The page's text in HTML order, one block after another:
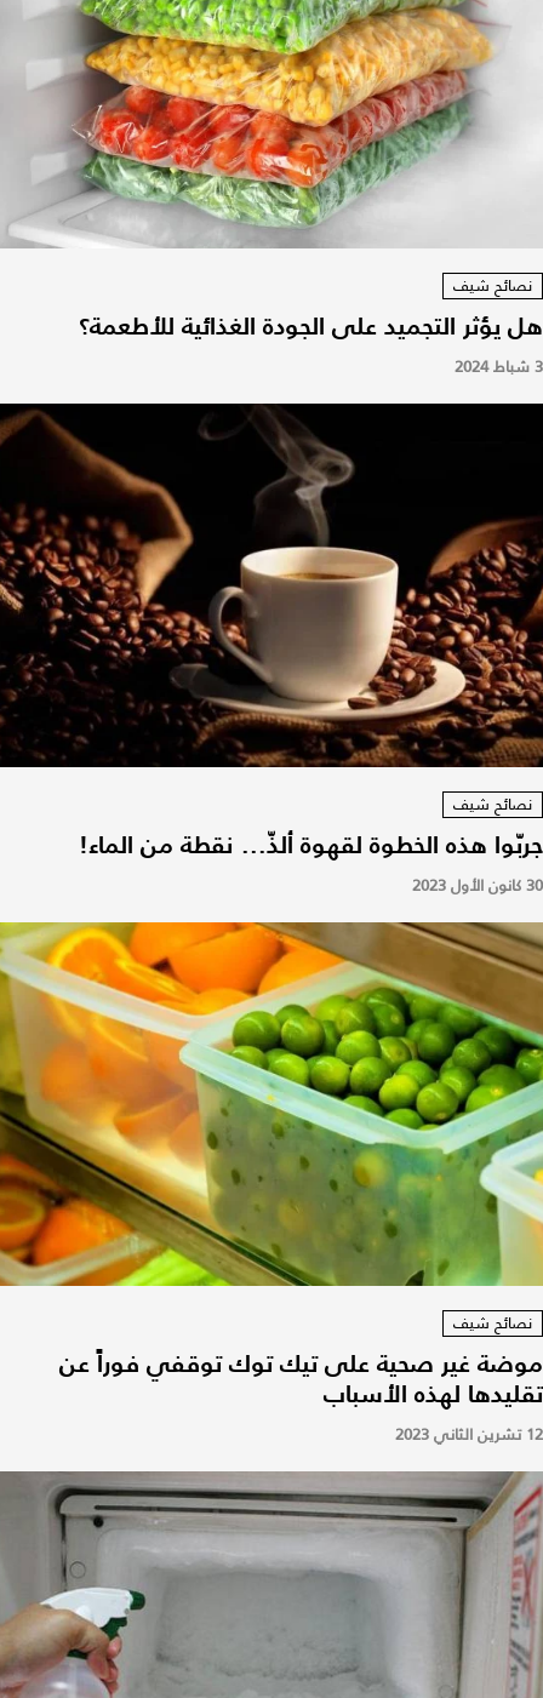
نصائح شيف
هل يؤثر التجميد على الجودة الغذائية للأطعمة؟
3 شباط 2024
نصائح شيف
جربّوا هذه الخطوة لقهوة ألذّ... نقطة من الماء!
30 كانون الأول 2023
نصائح شيف
موضة غير صحية على تيك توك توقفي فوراً عن
تقليدها لهذه الأسباب
12 تشرين الثاني 2023